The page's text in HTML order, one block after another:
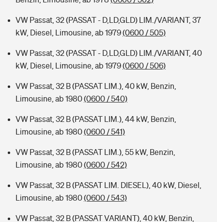
VW Passat, 32 (PASSAT - D,LD,GLD) LIM./VARIANT, 37
kW, Diesel, Limousine, ab 1979(0600 / 505)
VW Passat, 32 (PASSAT - D,LD,GLD) LIM./VARIANT, 40
kW, Diesel, Limousine, ab 1979(0600 / 506)
VW Passat, 32 B (PASSAT LIM.), 40 kW, Benzin,
Limousine, ab 1980(0600 / 540)
VW Passat, 32 B (PASSAT LIM.), 44 kW, Benzin,
Limousine, ab 1980(0600 / 541)
VW Passat, 32 B (PASSAT LIM.), 55 kW, Benzin,
Limousine, ab 1980(0600 / 542)
VW Passat, 32 B (PASSAT LIM. DIESEL), 40 kW, Diesel,
Limousine, ab 1980(0600 / 543)
VW Passat, 32 B (PASSAT VARIANT), 40 kW, Benzin,